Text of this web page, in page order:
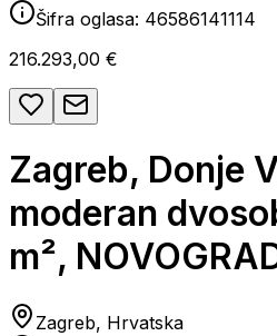
Šifra oglasa: 46586141114
216.293,00 €
Zagreb, Donje
moderan
m²,
Zagreb, Hrvatska